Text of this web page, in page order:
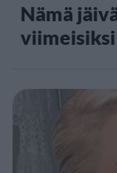
Nämä